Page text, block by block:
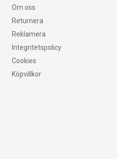
Om oss
Returnera
Reklamera
Integritetspolicy
Cookies
Köpvillkor